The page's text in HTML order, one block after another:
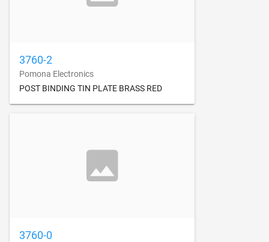
3760-2
Pomona Electronics
POST BINDING TIN PLATE BRASS RED
3760-0